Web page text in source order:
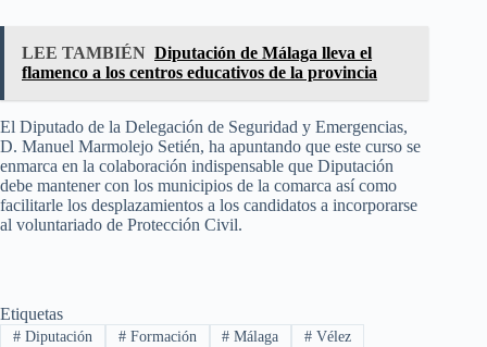
LEE TAMBIÉN Diputación de Málaga lleva el
flamenco a los centros educativos de la provincia
El Diputado de la Delegación de Seguridad y Emergencias,
D. Manuel Marmolejo Setién, ha apuntando que este curso se
enmarca en la colaboración indispensable que Diputación
debe mantener con los municipios de la comarca así como
facilitarle los desplazamientos a los candidatos a incorporarse
al voluntariado de Protección Civil.
Etiquetas
#Diputación #Formación # Málaga # Vélez